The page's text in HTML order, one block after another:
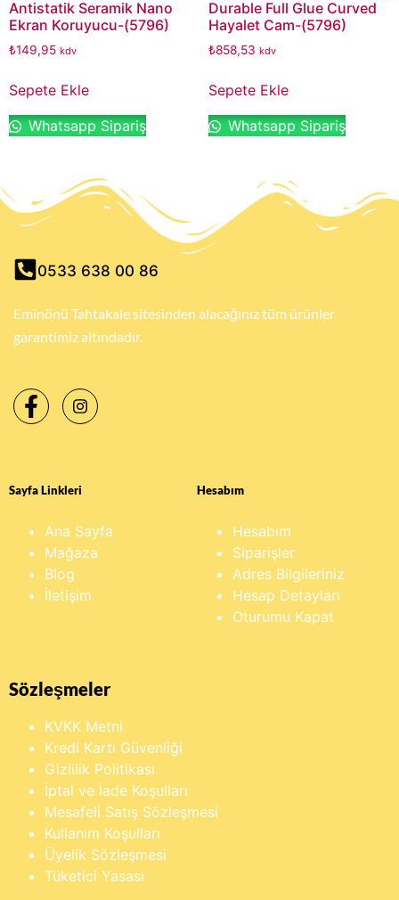
Antistatik Seramik Nano
Ekran Koruyucu-(5796)
₺149,95 kdv
Sepete Ekle
Whatsapp Sipariş
Durable Full Glue Curved
Hayalet Cam-(5796)
₺858,53 kdv
Sepete Ekle
Whatsapp Sipariş
0533 638 00 86
Eminönü Tahtakale sitesinden alacağınız tüm ürünler
garantimiz altındadır.
Sayfa Linkleri
Ana Sayfa
Mağaza
Blog
İletişim
Hesabım
Hesabım
Siparişler
Adres Bilgileriniz
Hesap Detayları
Oturumu Kapat
Sözleşmeler
KVKK Metni
Kredi Kartı Güvenliği
Gizlilik Politikası
İptal ve İade Koşulları
Mesafeli Satış Sözleşmesi
Kullanım Koşulları
Üyelik Sözleşmesi
Tüketici Yasası